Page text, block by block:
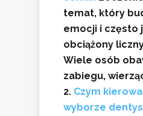
temat, który
emocji i często
obciążony
Wiele osób
zabiegu,
Czym
wyborze